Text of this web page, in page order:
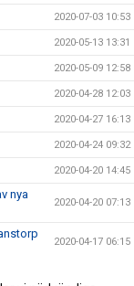
2020-07-03 10:53
2020-05-13 13:31
2020-05-09 12:58
2020-04-28 12:03
2020-04-27 16:13
2020-04-24 09:32
2020-04-20 14:45
nya
2020-04-20 07:13
2020-04-17 06:15